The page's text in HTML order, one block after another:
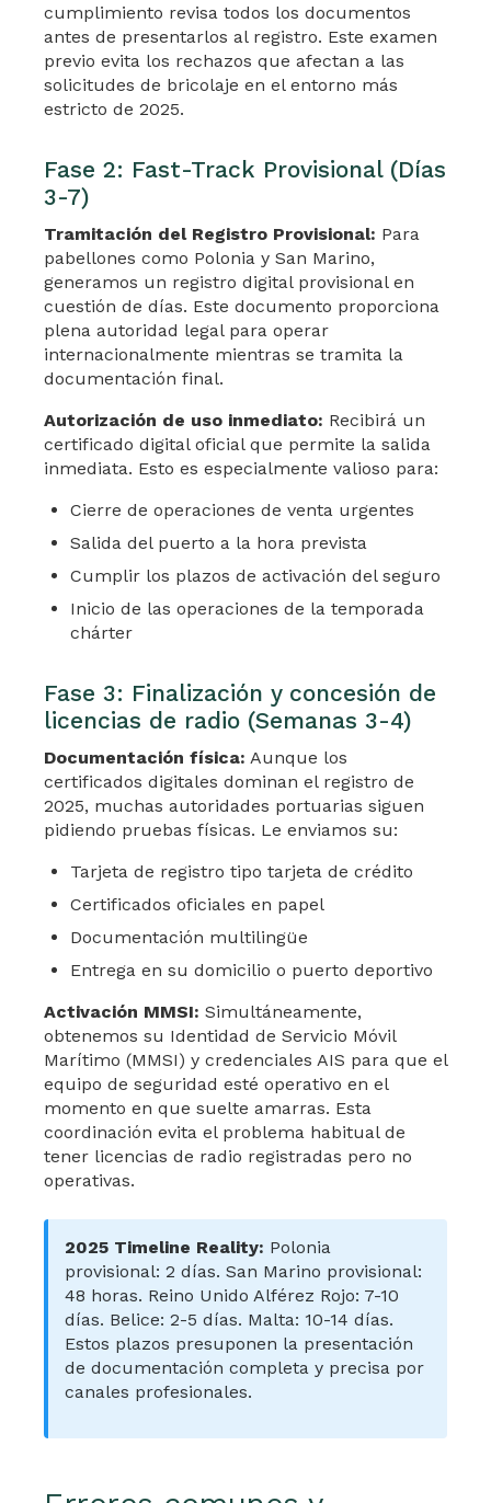
cumplimiento revisa todos los documentos
antes de presentarlos al registro. Este examen
previo evita los rechazos que afectan a las
solicitudes de bricolaje en el entorno más
estricto de 2025.
Fase 2: Fast-Track Provisional (Días
3-7)
Tramitación del Registro Provisional: Para
pabellones como Polonia y San Marino,
generamos un registro digital provisional en
cuestión de días. Este documento proporciona
plena autoridad legal para operar
internacionalmente mientras se tramita la
documentación final.
Autorización de uso inmediato: Recibirá un
certificado digital oficial que permite la salida
inmediata. Esto es especialmente valioso para:
Cierre de operaciones de venta urgentes
Salida del puerto a la hora prevista
Cumplir los plazos de activación del seguro
Inicio de las operaciones de la temporada
chárter
Fase 3: Finalización y concesión de
licencias de radio (Semanas 3-4)
Documentación física: Aunque los
certificados digitales dominan el registro de
2025, muchas autoridades portuarias siguen
pidiendo pruebas físicas. Le enviamos su:
Tarjeta de registro tipo tarjeta de crédito
Certificados oficiales en papel
Documentación multilingüe
Entrega en su domicilio o puerto deportivo
Activación MMSI: Simultáneamente,
obtenemos su Identidad de Servicio Móvil
Marítimo (MMSI) y credenciales AIS para que el
equipo de seguridad esté operativo en el
momento en que suelte amarras. Esta
coordinación evita el problema habitual de
tener licencias de radio registradas pero no
operativas.
2025 Timeline Reality: Polonia
provisional: 2 días. San Marino provisional:
48 horas. Reino Unido Alférez Rojo: 7-10
días. Belice: 2-5 días. Malta: 10-14 días.
Estos plazos presuponen la presentación
de documentación completa y precisa por
canales profesionales.